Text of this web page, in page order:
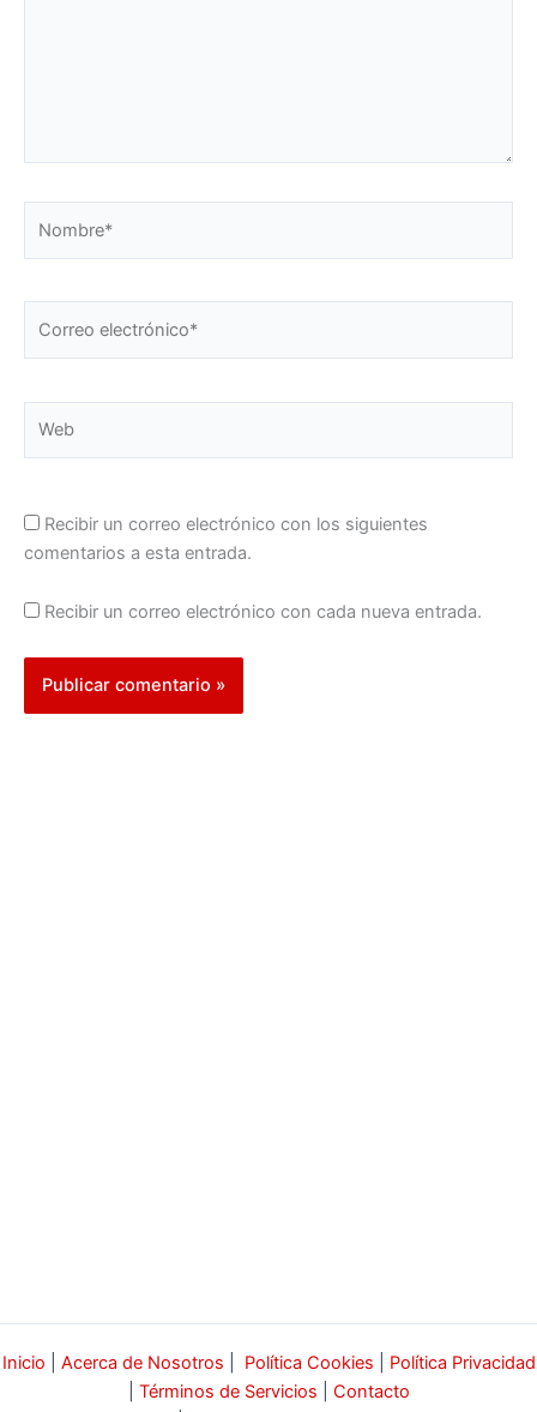
electrónico*
Recibir un correo electrónico con los siguientes
comentarios a esta entrada.
Recibir un correo electrónico con cada nueva entrada.
Inicio Acerca de Nosotros Política Cookies
Política Privacidad
Términos de Servicios
Contacto